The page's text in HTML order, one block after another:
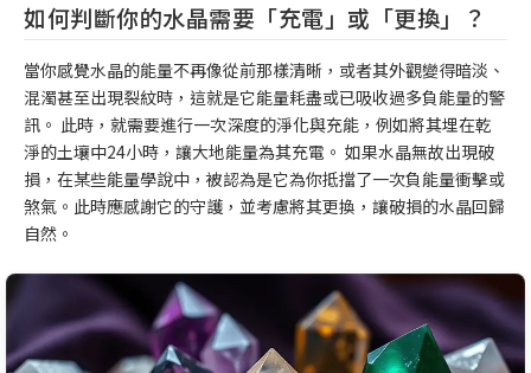
如何判斷你的水晶需要「充電」或「更換」？
當你感覺水晶的能量不再像從前那樣清晰，或者其外觀變得暗淡、
混濁甚至出現裂紋時，這就是它能量耗盡或已吸收過多負能量的警
訊。 此時，就需要進行一次深度的淨化與充能，例如將其埋在乾
淨的土壤中24小時，讓大地能量為其充電。 如果水晶無故出現破
損，在某些能量學說中，被認為是它為你抵擋了一次負能量衝擊或
煞氣。此時應感謝它的守護，並考慮將其更換，讓破損的水晶回歸
自然。